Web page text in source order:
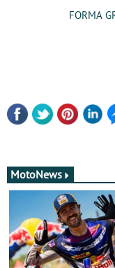
FORMA
MotoNews